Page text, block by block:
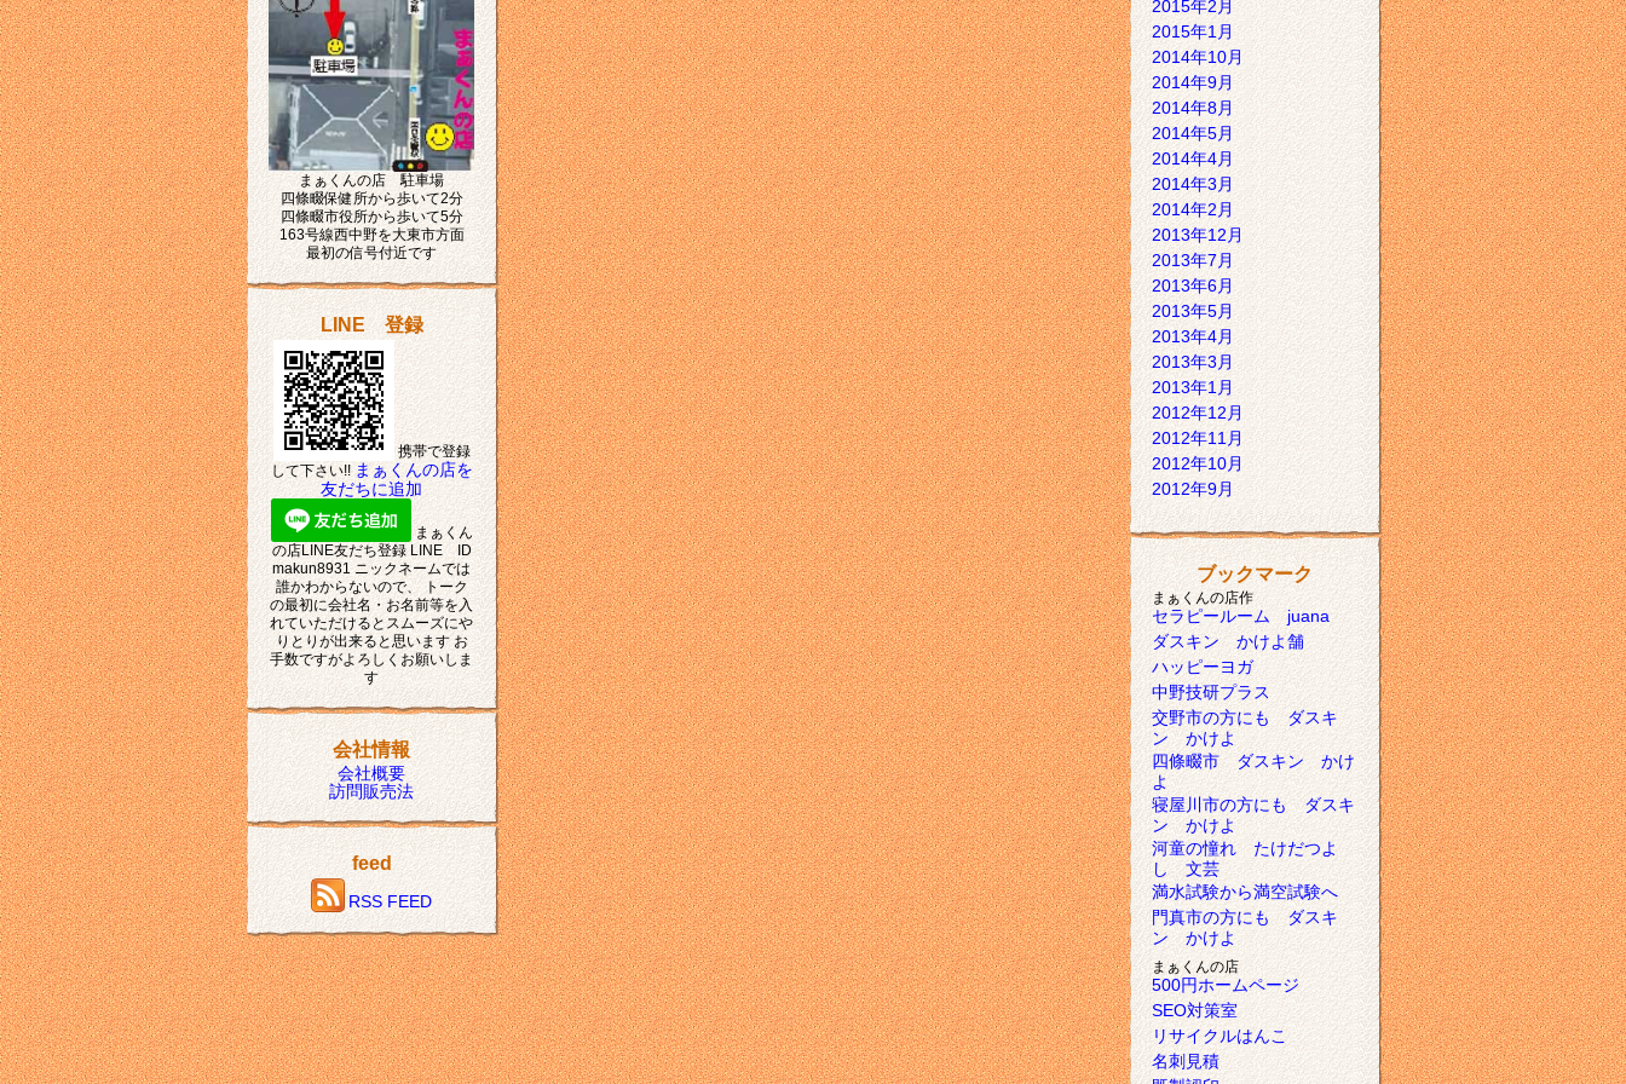
まぁくんの店 駐車場
四條畷保健所から歩いて2分
四條畷市役所から歩いて5分
163号線西中野を大東市方面
最初の信号付近です
LINE 登録
携帯で登録
して下さい!!まぁくんの店を
友だちに追加
まぁくん
の店LINE友だち登録 LINE ID
makun8931 ニックネームでは
誰かわからないので、 トーク
の最初に会社名・お名前等を入
れていただけるとスムーズにや
りとりが出来ると思います お
手数ですがよろしくお願いしま
す
会社情報
会社概要
訪問販売法
feed
RSS FEED
2015年2月
2015年1月
2014年10月
2014年9月
2014年8月
2014年5月
2014年4月
2014年3月
2014年2月
2013年12月
2013年7月
2013年6月
2013年5月
2013年4月
2013年3月
2013年1月
2012年12月
2012年11月
2012年10月
2012年9月
ブックマーク
まぁくんの店作
セラピールーム juana
ダスキン かけよ舗
ハッピーヨガ
中野技研プラス
交野市の方にも ダスキ
ン かけよ
四條畷市 ダスキン かけ
よ
寝屋川市の方にも ダスキ
ン かけよ
河童の憧れ たけだつよ
し 文芸
満水試験から満空試験へ
門真市の方にも ダスキ
ン かけよ
まぁくんの店
500円ホームページ
SEO対策室
リサイクルはんこ
名刺見積